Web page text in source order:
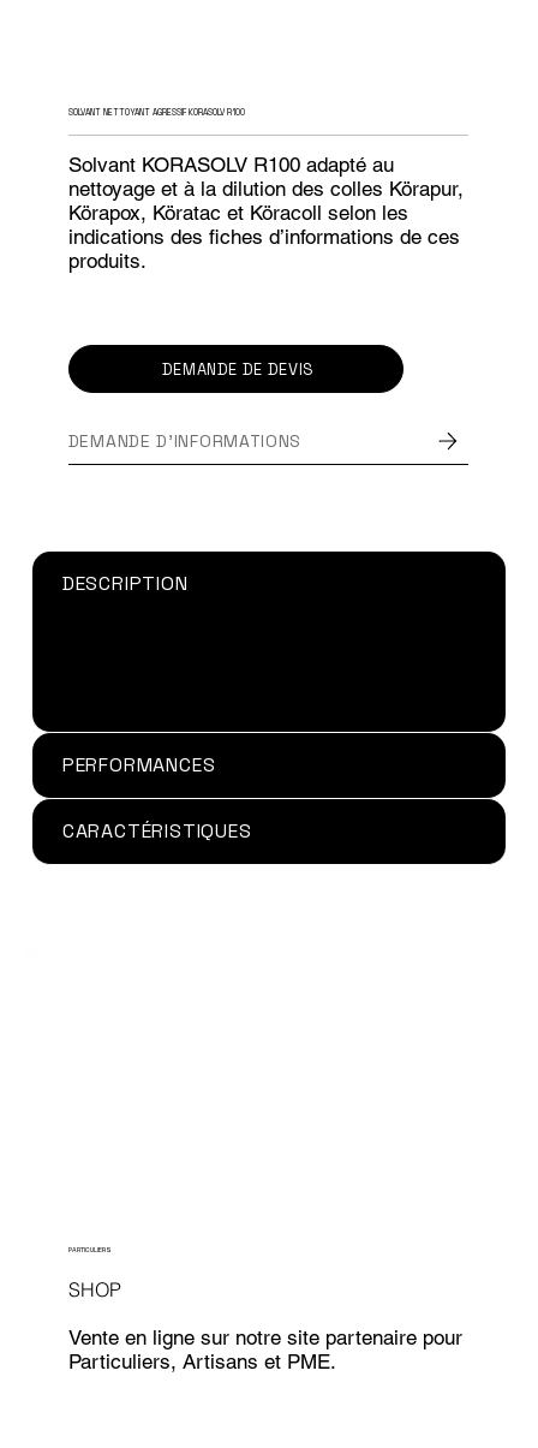
SOLVANT NETTOYANT AGRESSIF KORASOLV R100
Solvant KORASOLV R100 adapté au
nettoyage et à la dilution des colles Körapur,
Körapox, Köratac et Köracoll selon les
indications des fiches d’informations de ces
produits.
DEMANDE DE DEVIS
DEMANDE D'INFORMATIONS
DESCRIPTION
PERFORMANCES
CARACTÉRISTIQUES
SHOP
PARTICULIERS
Vente en ligne sur notre site partenaire pour
Particuliers, Artisans et PME.